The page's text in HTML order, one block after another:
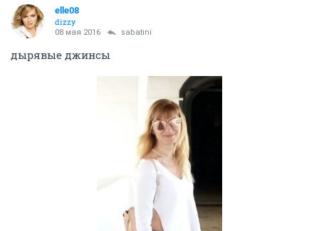
elle08
dizzy
08 мая 2016 sabatini
дырявые джинсы